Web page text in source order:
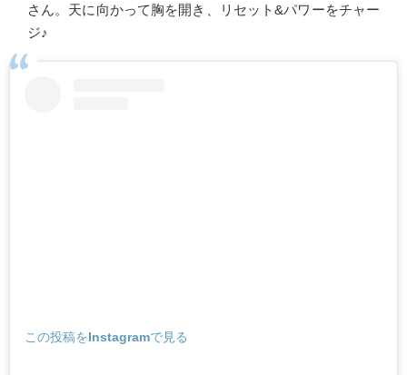
さん。天に向かって胸を開き、リセット&パワーをチャー
ジ♪
この投稿をInstagramで見る